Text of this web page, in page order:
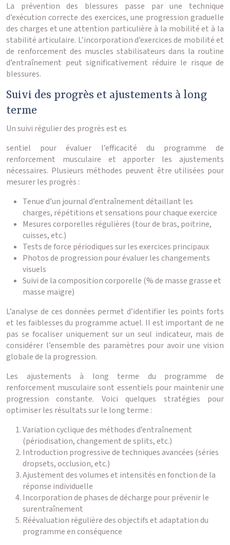
La prévention des blessures passe par une technique
d’exécution correcte des exercices, une progression graduelle
des charges et une attention particulière à la mobilité et à la
stabilité articulaire. L’incorporation d’exercices de mobilité et
de renforcement des muscles stabilisateurs dans la routine
d’entraînement peut significativement réduire le risque de
blessures.
Suivi des progrès et ajustements à long
terme
Un suivi régulier des progrès est es
sentiel pour évaluer l’efficacité du programme de
renforcement musculaire et apporter les ajustements
nécessaires. Plusieurs méthodes peuvent être utilisées pour
mesurer les progrès :
Tenue d’un journal d’entraînement détaillant les
charges, répétitions et sensations pour chaque exercice
Mesures corporelles régulières (tour de bras, poitrine,
cuisses, etc.)
Tests de force périodiques sur les exercices principaux
Photos de progression pour évaluer les changements
visuels
Suivi de la composition corporelle (% de masse grasse et
masse maigre)
L’analyse de ces données permet d’identifier les points forts
et les faiblesses du programme actuel. Il est important de ne
pas se focaliser uniquement sur un seul indicateur, mais de
considérer l’ensemble des paramètres pour avoir une vision
globale de la progression.
Les ajustements à long terme du programme de
renforcement musculaire sont essentiels pour maintenir une
progression constante. Voici quelques stratégies pour
optimiser les résultats sur le long terme :
Variation cyclique des méthodes d’entraînement
(périodisation, changement de splits, etc.)
Introduction progressive de techniques avancées (séries
dropsets, occlusion, etc.)
Ajustement des volumes et intensités en fonction de la
réponse individuelle
Incorporation de phases de décharge pour prévenir le
surentraînement
Réévaluation régulière des objectifs et adaptation du
programme en conséquence